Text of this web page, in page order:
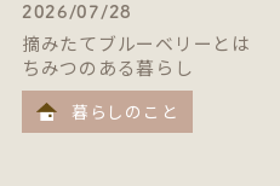
2026/07/28
摘みたてブルーベリーとは
ちみつのある暮らし
暮らしのこと